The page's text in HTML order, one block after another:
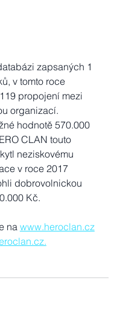
zapsaných 1
v tomto roce
propojení mezi
organizací.
hodnotě 570.000
CLAN touto
neziskovému
v roce 2017
dobrovolnickou
Kč.
na www.heroclan.cz